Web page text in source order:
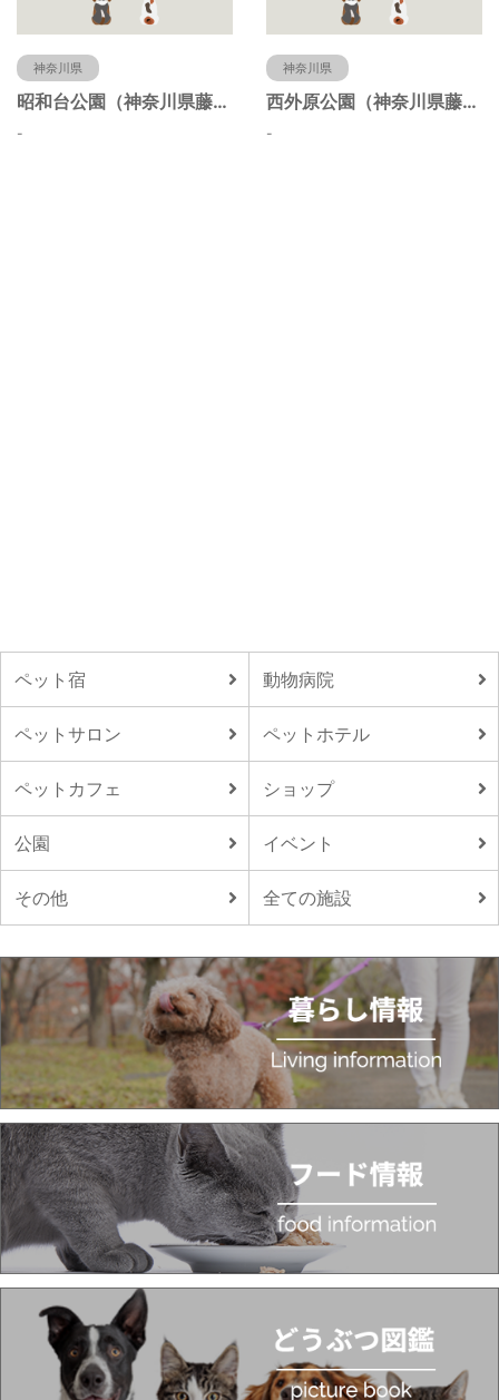
神奈川県
昭和台公園（神奈川県藤沢市）
-
神奈川県
西外原公園（神奈川県藤沢市）
-
ペット宿 動物病院
ペットサロン ペットホテル
ペットカフェ ショップ
公園 イベント
その他 全ての施設